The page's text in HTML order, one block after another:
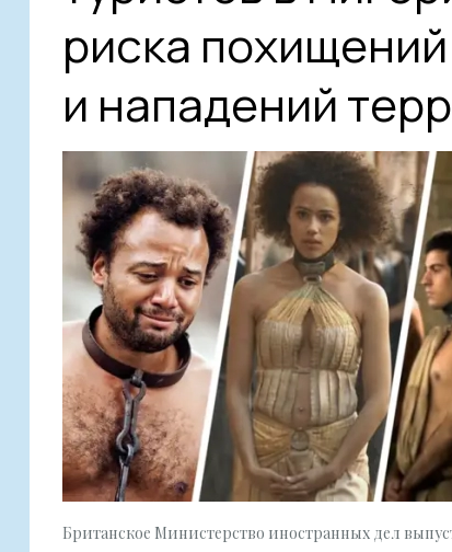
риска
и нападений
Британское Министерство иностранных дел